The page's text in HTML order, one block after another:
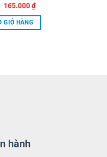
Giá
là:
330.000 ₫.
165.000₫Giá
hiện
GIỎ HÀNG
hành